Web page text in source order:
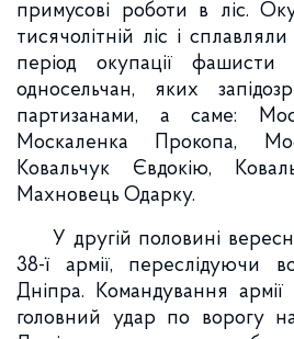
примусові роботи в ліс.
тисячолітній ліс і
період окупації фашисти
односельчан, яких
партизанами, а саме:
Москаленка Прокопа,
Ковальчук Євдокію,
Махновець Одарку.
У другій половині
38-ї армії, переслідуючи
Дніпра. Командування
головний удар по ворогу